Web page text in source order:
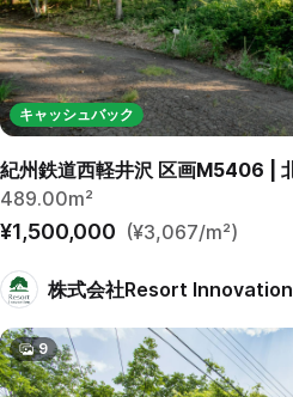
キャッシュバック
489.00m²
¥1,500,000 (¥3,067/m²)
株式会社Resort Innovation
9